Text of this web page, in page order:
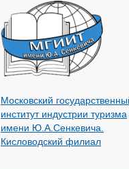
Московский
институт индустрии туризма
имени Ю.А.Сенкевича.
Кисловодский филиал